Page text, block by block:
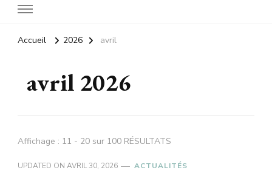
Accueil 2026 avril
avril 2026
Affichage : 11 - 20 sur 100 RÉSULTATS
UPDATED ON AVRIL 30, 2026 ACTUALITÉS